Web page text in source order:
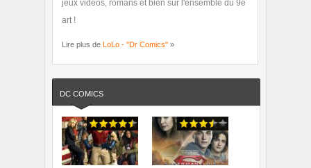
jeux videos, romans et bien sur l'ensemble du 9e
art !
Lire plus de LoLo - "Dr Comics" »
DC COMICS